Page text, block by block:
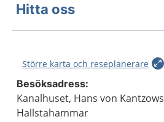
Hitta oss
Större karta och reseplanerare
Besöksadress:
Kanalhuset, Hans von
Hallstahammar